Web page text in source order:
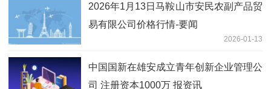
2026年1月13日马鞍山市安民农副产品贸
易有限公司价格行情-要闻
2026-01-13
中国国新在雄安成立青年创新企业管理公
司 注册资本1000万 报资讯